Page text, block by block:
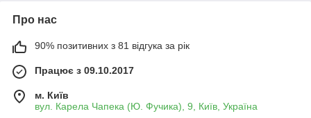
Про нас
90% позитивних з 81 відгука за рік
Працює з 09.10.2017
м. Київ
вул. Карела Чапека (Ю. Фучика), 9, Київ, Україна